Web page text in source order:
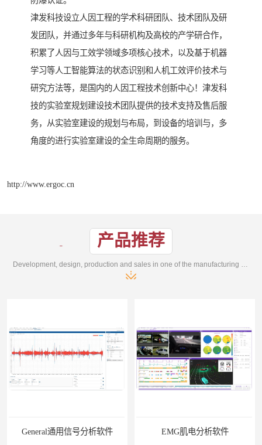
津发科技设立人因工程的学术科研团队、技术团队及研
发团队，并通过多年与科研机构及高校的产学研合作，
积累了人因与工效学领域多项核心技术，以及基于机器
学习等人工智能算法的状态识别和人机工效评价技术与
研究方法等，是国内的人因工程技术创新中心！津发科
技的实验室规划建设技术团队提供的技术支持及售后服
务，从实验室建设的规划与布局，到设备的培训与，多
角度的进行实验室建设的全生命周期的服务。
http://www.ergoc.cn
产品推荐
Development, design, production and sales in one of the manufacturing enterprises
General通用信号分析软件 EMG肌电分析软件